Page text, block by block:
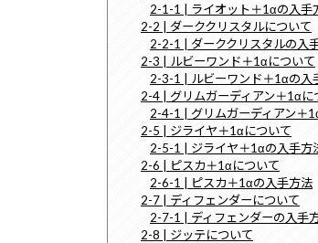
2-1-1 | ライオット＋1αの入手
2-2 | ダーククリスタルについて
2-2-1 | ダーククリスタルの入
2-3 | ルビーワンド＋1αについて
2-3-1 | ルビーワンド＋1αの入
2-4 | グリムガーディアン＋1αに
2-4-1 | グリムガーディアン＋
2-5 | ジライヤ＋1αについて
2-5-1 | ジライヤ＋1αの入手方
2-6 | ピスカ＋1αについて
2-6-1 | ピスカ＋1αの入手方法
2-7 | ディフェンダーについて
2-7-1 | ディフェンダーの入手
2-8 | ジッテについて